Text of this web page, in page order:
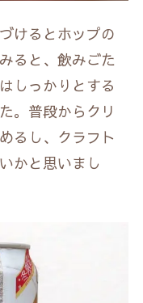
けるとホップの
ると、飲みごた
しっかりとする
。普段からクリ
るし、クラフト
かと思いまし